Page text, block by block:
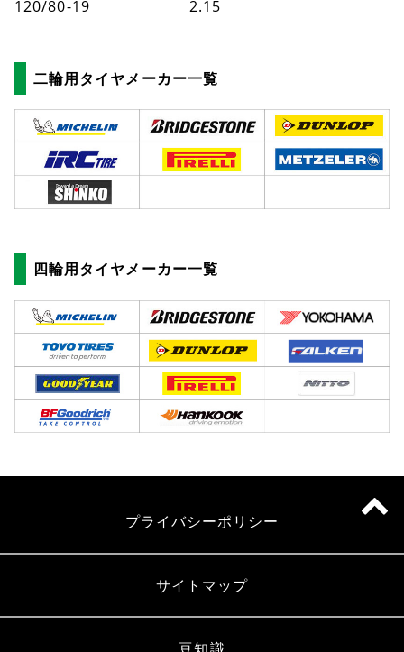
120/80-19
2.15
二輪用タイヤメーカー一覧
四輪用タイヤメーカー一覧
プライバシーポリシー
サイトマップ